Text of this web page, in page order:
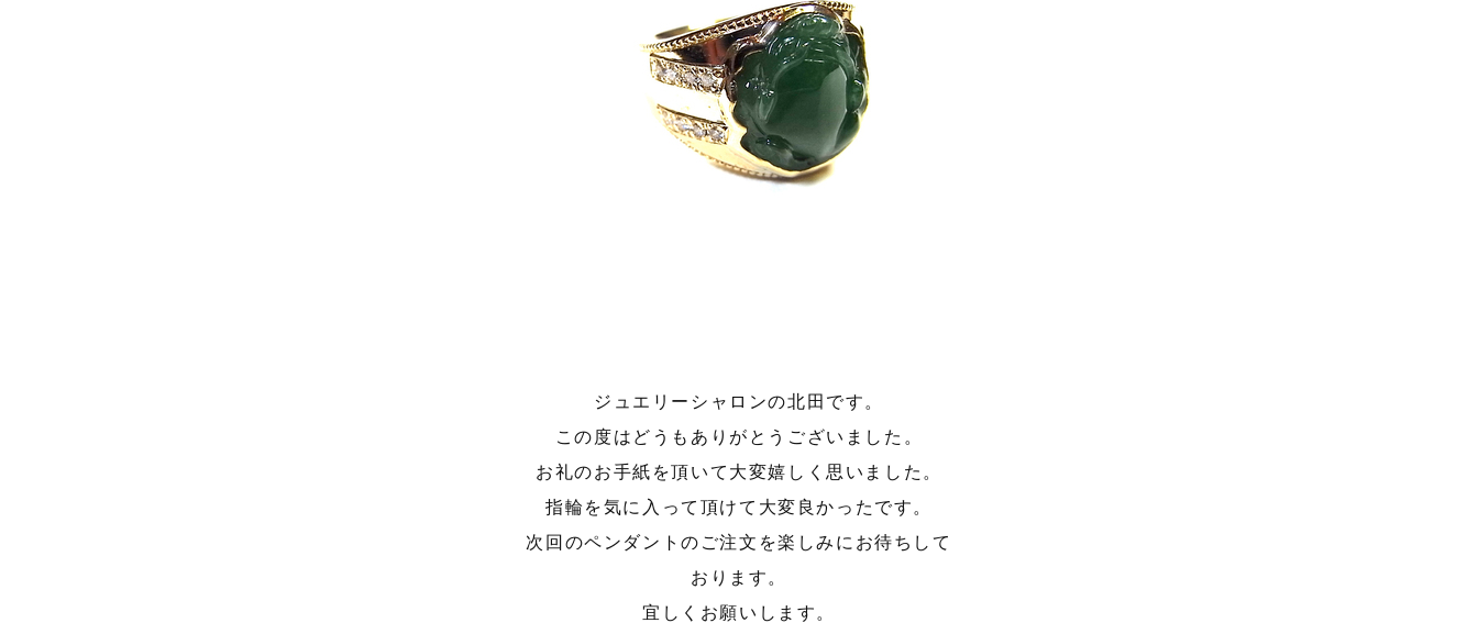
ジュエリーシャロンの北田です。
この度はどうもありがとうございました。
お礼のお手紙を頂いて大変嬉しく思いました。
指輪を気に入って頂けて大変良かったです。
次回のペンダントのご注文を楽しみにお待ちして
おります。
宜しくお願いします。